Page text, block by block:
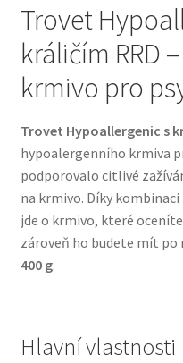
Veterinární dieta pro
Vše pro psy — Krmivo,
Boudy a výběhy
Bozita pro psy —
Brit pro psy
Granule pro psy
Trovet
králičím RRD
krmivo pro
Trovet Hypoallergenic s
hypoalergenního krmiva
podporovalo citlivé
na krmivo. Díky kombinaci
jde o krmivo, které
zároveň ho budete mít po
400 g.
Hlavní vlastnosti